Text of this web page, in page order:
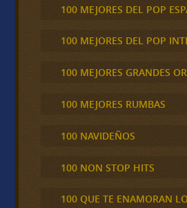
100 MEJORES DEL POP
100 MEJORES DEL POP
100 MEJORES GRANDES
100 MEJORES RUMBAS
100 NAVIDEÑOS
100 NON STOP HITS
100 QUE TE ENAMORAN